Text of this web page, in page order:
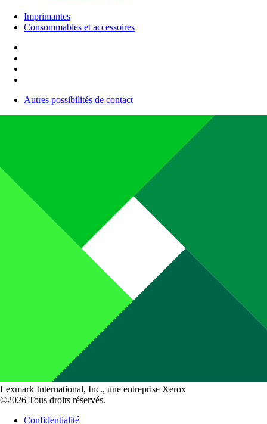
Imprimantes
Consommables et accessoires
Autres possibilités de contact
Lexmark International, Inc., une entreprise Xerox
©2026 Tous droits réservés.
Confidentialité